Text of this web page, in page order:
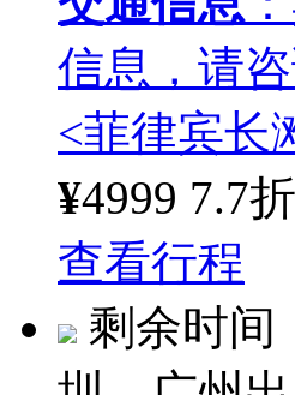
信息，请
<菲律宾长
¥4999 7.7折
查看行程
剩余时间